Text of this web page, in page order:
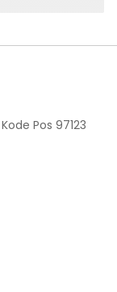
Pos 97123